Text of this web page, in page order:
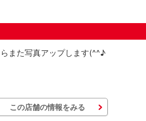
また写真アップします(^^♪
この店舗の情報をみる